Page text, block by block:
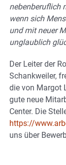
nebenberuflich
wenn sich
und mit neuer
unglaublich
Der Leiter der
Schankweiler,
die von Margot
gute neue
Center. Die
https://
uns über